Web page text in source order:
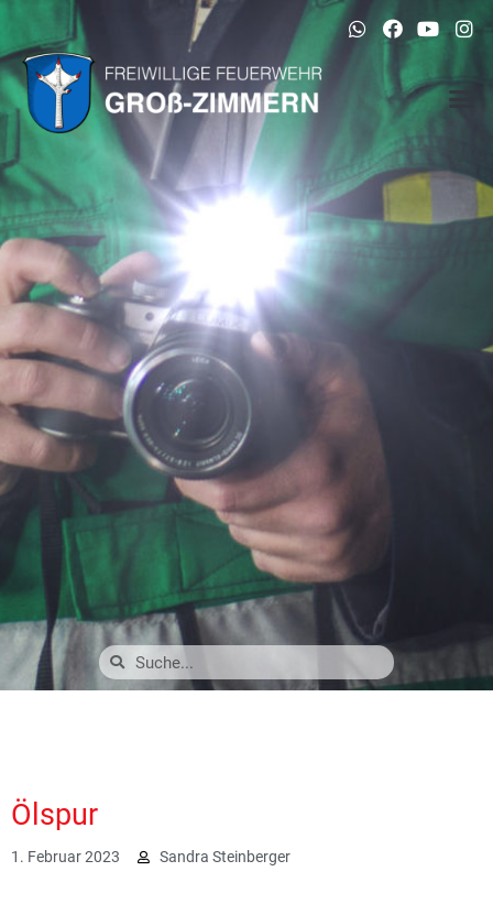
Ölspur
1. Februar 2023 Sandra Steinberger